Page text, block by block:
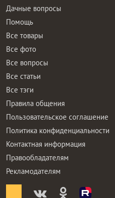
Дачные вопросы
Помощь
Все товары
Все фото
Все вопросы
Все статьи
Все тэги
Правила общения
Пользовательское соглашение
Политика конфиденциальности
Контактная информация
Правообладателям
Рекламодателям